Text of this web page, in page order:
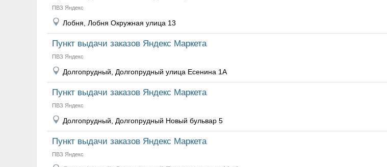
ПВЗ Яндекс
Лобня, Лобня Окружная улица 13
Пункт выдачи заказов Яндекс Маркета
ПВЗ Яндекс
Долгопрудный, Долгопрудный улица Есенина 1А
Пункт выдачи заказов Яндекс Маркета
ПВЗ Яндекс
Долгопрудный, Долгопрудный Новый бульвар 5
Пункт выдачи заказов Яндекс Маркета
ПВЗ Яндекс